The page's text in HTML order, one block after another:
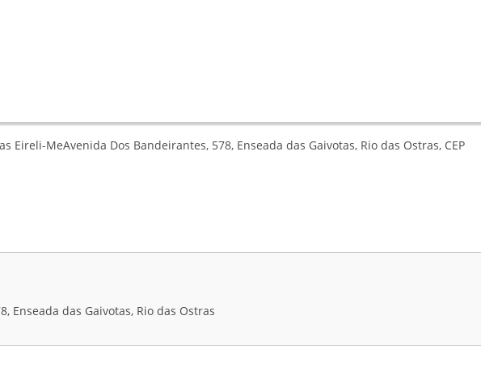
Eireli-MeAvenida Dos Bandeirantes, 578, Enseada das Gaivotas, Rio das Ostras, CEP
Enseada das Gaivotas, Rio das Ostras